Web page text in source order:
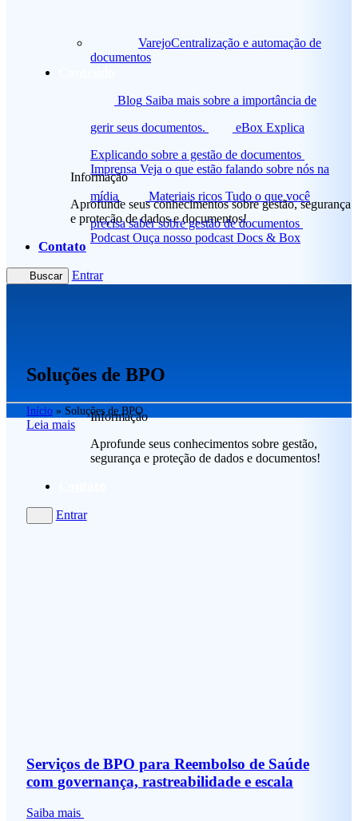
VarejoCentralização e automação de
documentos
Blog Saiba mais sobre a importância de
gerir seus documentos.
eBox Explica
Explicando sobre a gestão de documentos
Imprensa Veja o que estão falando sobre nós na
mídia
Materiais ricos Tudo o que você
precisa saber sobre gestão de documentos
Podcast Ouça nosso podcast Docs & Box
Informação
Aprofunde seus conhecimentos sobre gestão,
segurança e proteção de dados e documentos!
Entrar
Informação
Aprofunde seus conhecimentos sobre gestão, segurança
e proteção de dados e documentos!
Contato
Buscar Entrar
Soluções de BPO
Início » Soluções de BPO
Leia mais
Serviços de BPO para Reembolso de Saúde
com governança, rastreabilidade e escala
Saiba mais